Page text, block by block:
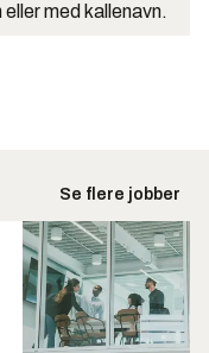
med kallenavn.
Se flere jobber